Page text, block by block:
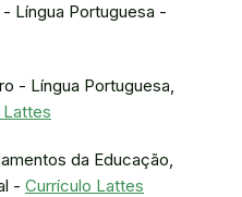
Língua Portuguesa -
- Língua Portuguesa,
Lattes
da Educação,
- Currículo Lattes